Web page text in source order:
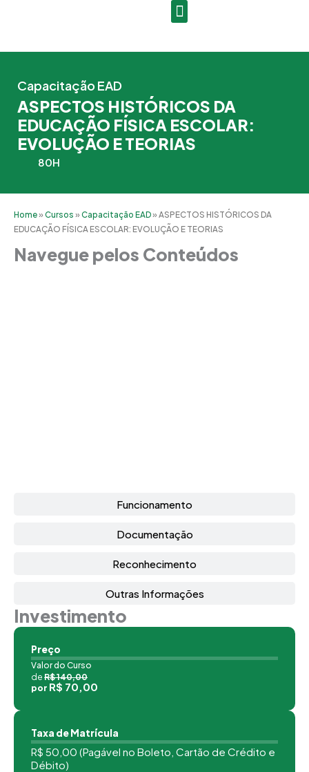
Capacitação EAD
ASPECTOS HISTÓRICOS DA
EDUCAÇÃO FÍSICA ESCOLAR:
EVOLUÇÃO E TEORIAS
80H
Home»Cursos »Capacitação EAD»ASPECTOS HISTÓRICOS DA
EDUCAÇÃO FÍSICA ESCOLAR: EVOLUÇÃO E TEORIAS
Navegue pelos Conteúdos
Funcionamento
Documentação
Reconhecimento
Outras Informações
Investimento
Preço
Valor do Curso
de R$ 140,00
por R$ 70,00
Taxa de Matrícula
R$ 50,00 (Pagável no Boleto, Cartão de Crédito e
Débito)